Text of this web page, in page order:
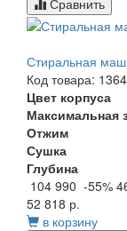
Стиральная
Код товара:
Цвет корпуса
Максимальная
Отжим
Сушка
Глубина
104 990 -55%
52 818 р.
в корзину